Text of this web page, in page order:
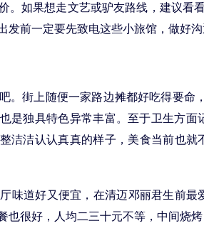
。如果想走文艺或驴友路线，建议看
发前一定要先致电这些小旅馆，做好沟
。街上随便一家路边摊都好吃得要命
是独具特色异常丰富。至于卫生方
洁洁认认真真的样子，美食当前也
味道好又便宜，在清迈邓丽君生前最
也很好，人均二三十元不等，中间烧烤